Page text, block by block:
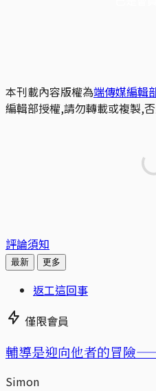
本刊載內容版權為端傳媒編輯
編輯部授權,請勿轉載或複製,
評論須知
最新 更多
返工這回事
僅限會員
輔導是迎向他者的冒險
Simon